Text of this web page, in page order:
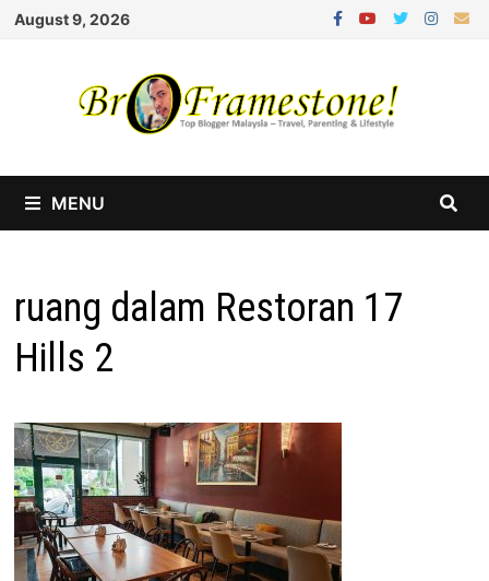
Skip
August 9, 2026
MENU
ruang dalam Restoran 17
Hills 2